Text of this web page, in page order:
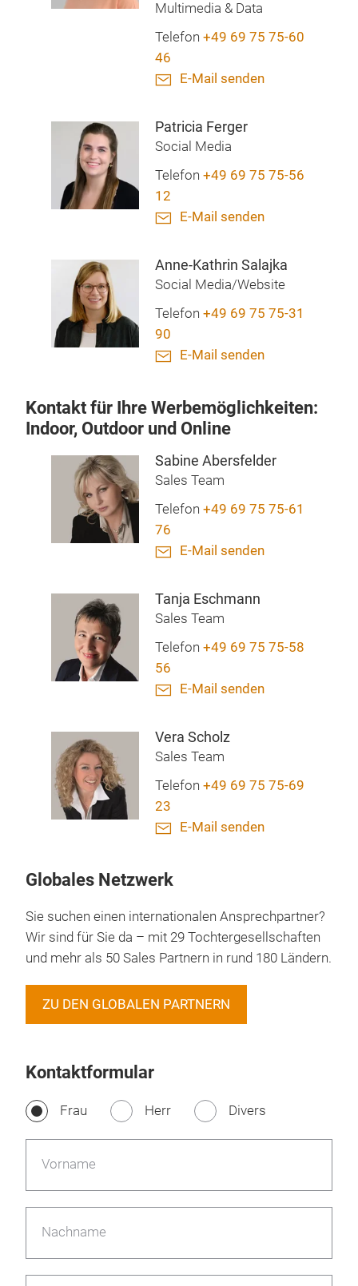
Multimedia & Data
Telefon +49 69 75 75-60
46
E-Mail senden
Patricia Ferger
Social Media
Telefon +49 69 75 75-56
12
E-Mail senden
Anne-Kathrin Salajka
Social Media/Website
Telefon +49 69 75 75-31
90
E-Mail senden
Kontakt für Ihre Werbemöglichkeiten:
Indoor, Outdoor und Online
Sabine Abersfelder
Sales Team
Telefon +49 69 75 75-61
76
E-Mail senden
Tanja Eschmann
Sales Team
Telefon +49 69 75 75-58
56
E-Mail senden
Vera Scholz
Sales Team
Telefon +49 69 75 75-69
23
E-Mail senden
Globales Netzwerk
Sie suchen einen internationalen Ansprechpartner?
Wir sind für Sie da – mit 29 Tochtergesellschaften
und mehr als 50 Sales Partnern in rund 180 Ländern.
ZU DEN GLOBALEN PARTNERN
Kontaktformular
Frau Herr Divers
Vorname
Nachname